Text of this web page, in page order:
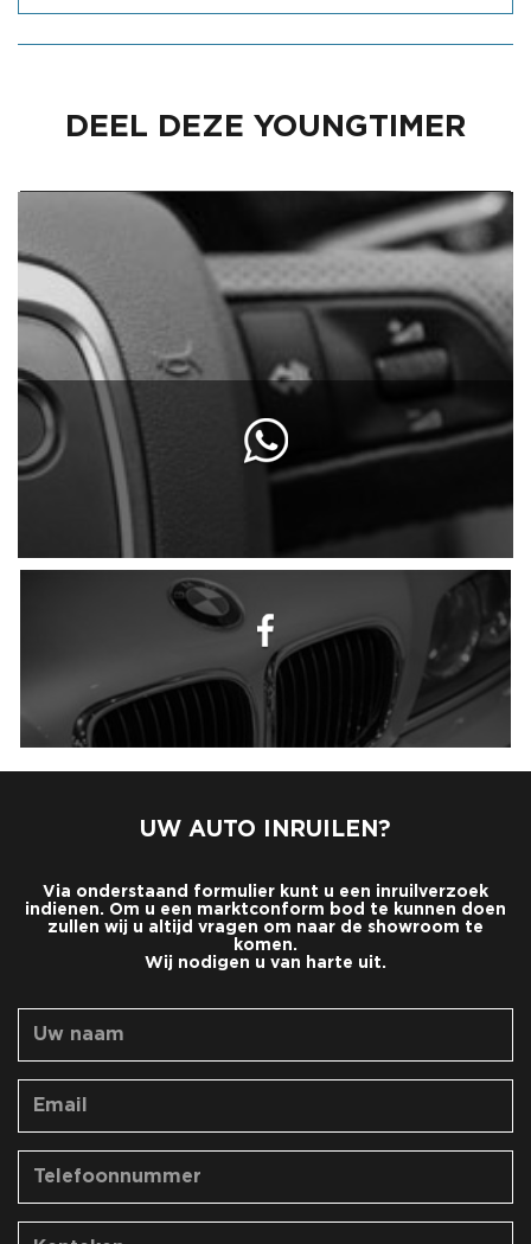
DEEL DEZE YOUNGTIMER
UW AUTO INRUILEN?
Via onderstaand formulier kunt u een inruilverzoek
indienen. Om u een marktconform bod te kunnen doen
zullen wij u altijd vragen om naar de showroom te
komen.
Wij nodigen u van harte uit.